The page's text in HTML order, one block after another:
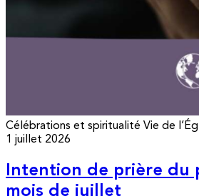
Célébrations et spiritualité Vie de
1 juillet 2026
Intention de prière du
mois de juillet